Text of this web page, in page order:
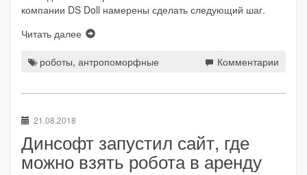
компании DS Doll намерены сделать следующий шаг.
Читать далее
роботы, антропоморфные Комментарии
21.08.2018
Динсофт запустил сайт, где
можно взять робота в аренду